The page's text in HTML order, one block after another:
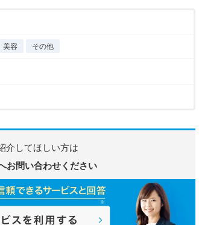
美容 その他
介してほしい方は
お問い合わせください